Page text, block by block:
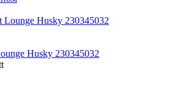
Husky 230345032